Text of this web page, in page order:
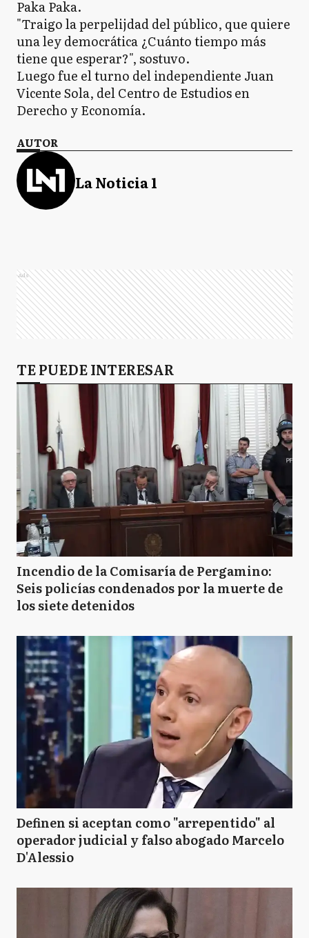
Paka Paka.
"Traigo la perpelijdad del público, que quiere
una ley democrática ¿Cuánto tiempo más
tiene que esperar?", sostuvo.
Luego fue el turno del independiente Juan
Vicente Sola, del Centro de Estudios en
Derecho y Economía.
AUTOR
La Noticia 1
Ads
TE PUEDE INTERESAR
Incendio de la Comisaría de Pergamino:
Seis policías condenados por la muerte de
los siete detenidos
Definen si aceptan como "arrepentido" al
operador judicial y falso abogado Marcelo
D'Alessio